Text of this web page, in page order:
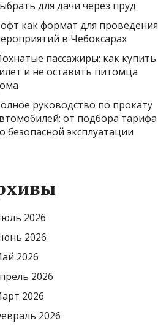
для дачи через пруд
как формат для проведения
в Чебоксарах
пассажиры: как купить
и не оставить питомца
руководство по прокату
от подбора тарифа
безопасной эксплуатации
2026
2026
2026
2026
2026
2026